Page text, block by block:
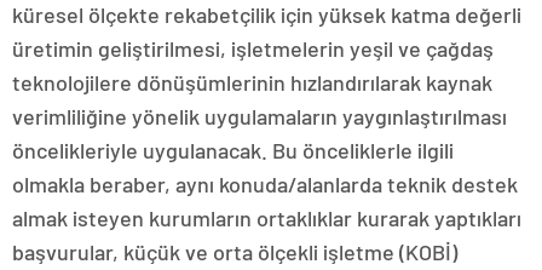
küresel ölçekte rekabetçilik için yüksek katma değerli
üretimin geliştirilmesi, işletmelerin yeşil ve çağdaş
teknolojilere dönüşümlerinin hızlandırılarak kaynak
verimliliğine yönelik uygulamaların yaygınlaştırılması
öncelikleriyle uygulanacak. Bu önceliklerle ilgili
olmakla beraber, aynı konuda/alanlarda teknik destek
almak isteyen kurumların ortaklıklar kurarak yaptıkları
başvurular, küçük ve orta ölçekli işletme (KOBİ)